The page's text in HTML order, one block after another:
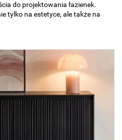
do projektowania łazienek.
tylko na estetyce, ale także na